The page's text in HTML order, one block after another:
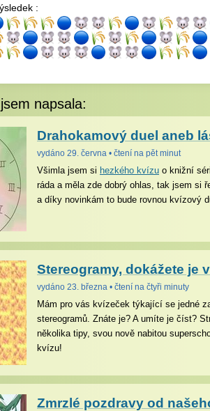
:
napsala:
Drahokamový duel aneb
vydáno 29. června • čtení na pět minut
Všimla jsem si hezkého kvízu o knižní
ráda a měla zde dobrý ohlas, tak jsem si
a díky novinkám to bude rovnou kvízový
Stereogramy, dokážete je
vydáno 23. března • čtení na čtyři minuty
Mám pro vás kvízeček týkající se jedné
stereogramů. Znáte je? A umíte je číst?
několika tipy, svou nově nabitou
kvízu!
Zmrzlé pozdravy od